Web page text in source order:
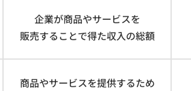
企業が商品やサービスを
販売することで得た収入の総額
商品やサービスを提供するため